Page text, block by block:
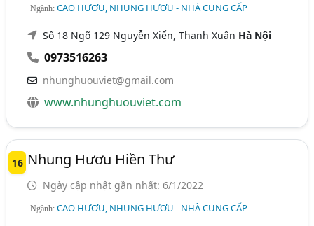
Ngành:CAO HƯƠU, NHUNG HƯƠU - NHÀ CUNG CẤP
Số 18 Ngõ 129 Nguyễn Xiển, Thanh Xuân Hà Nội
0973516263
nhunghuouviet@gmail.com
www.nhunghuouviet.com
16 Nhung Hươu Hiền Thư
Ngày cập nhật gần nhất: 6/1/2022
Ngành:CAO HƯƠU, NHUNG HƯƠU - NHÀ CUNG CẤP